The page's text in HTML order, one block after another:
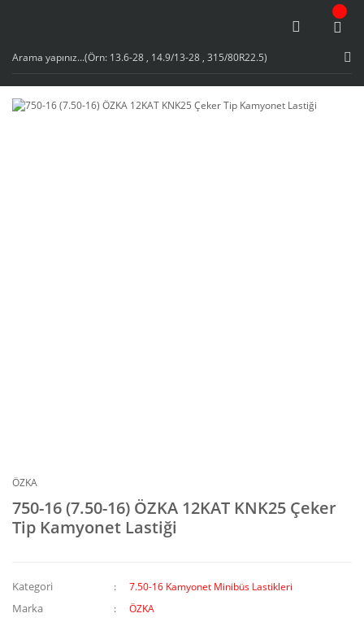
ÖZKA
750-16 (7.50-16) ÖZKA 12KAT KNK25 Çeker
Tip Kamyonet Lastiği
Kategori 7.50-16 Kamyonet Minibüs Lastikleri
Marka ÖZKA